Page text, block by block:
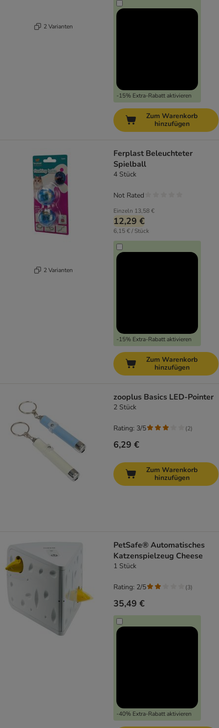
2 Varianten
-15% Extra-Rabatt aktivieren
Zum Warenkorb
hinzufügen
2 Varianten
Ferplast Beleuchteter
Spielball
4 Stück
Einzeln 13,58 €
12,29 €
6,15 € / Stück
-15% Extra-Rabatt aktivieren
Not Rated
Zum Warenkorb
hinzufügen
zooplus Basics LED-Pointer
2 Stück
6,29 €
Rating: 3/5 (2)
Zum Warenkorb
hinzufügen
PetSafe® Automatisches
Katzenspielzeug Cheese
1 Stück
35,49 €
-40% Extra-Rabatt aktivieren
Rating: 2/5 (3)